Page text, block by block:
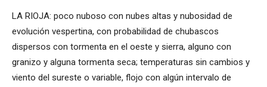
LA RIOJA: poco nuboso con nubes altas y nubosidad de
evolución vespertina, con probabilidad de chubascos
dispersos con tormenta en el oeste y sierra, alguno con
granizo y alguna tormenta seca; temperaturas sin cambios y
viento del sureste o variable, flojo con algún intervalo de